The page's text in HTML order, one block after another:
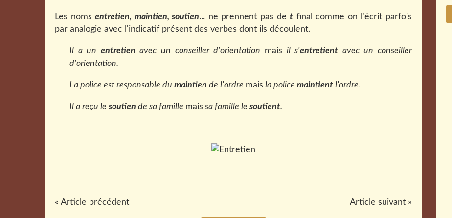
Les nomsentretien, maintien, soutien... ne prennent pas det final comme on l'écrit parfois
par analogie avec l'indicatif présent des verbes dont ils découlent.
Il a un entretien avec un conseiller d'orientation mais il s'entretient avec un conseiller
d'orientation.
La police est responsable du maintien de l'ordre mais la police maintient l'ordre.
Il a reçu le soutien de sa famille mais sa famille le soutient.
« Article précédent Article suivant »